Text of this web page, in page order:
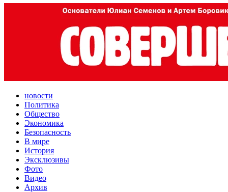
новости
Политика
Общество
Экономика
Безопасность
В мире
История
Эксклюзивы
Фото
Видео
Архив